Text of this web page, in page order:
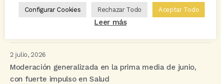
Un junio para la historia: Avant2 Sales Manager bate
2 julio, 2026
Moderación generalizada en la prima media de junio,
con fuerte impulso en Salud
Configurar Cookies Rechazar Todo Aceptar Todo
Leer más